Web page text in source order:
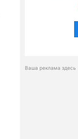
Ваша реклама здесь